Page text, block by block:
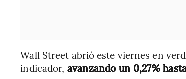
Wall Street abrió este viernes en
indicador, avanzando un 0,27%